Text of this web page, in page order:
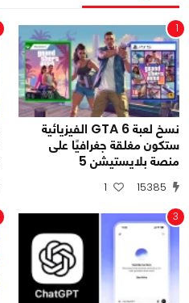
1
نسخ لعبة GTA 6 الفيزيائية
ستكون مغلقة جغرافيًا على
منصة بلايستيشن 5
15385
1
3